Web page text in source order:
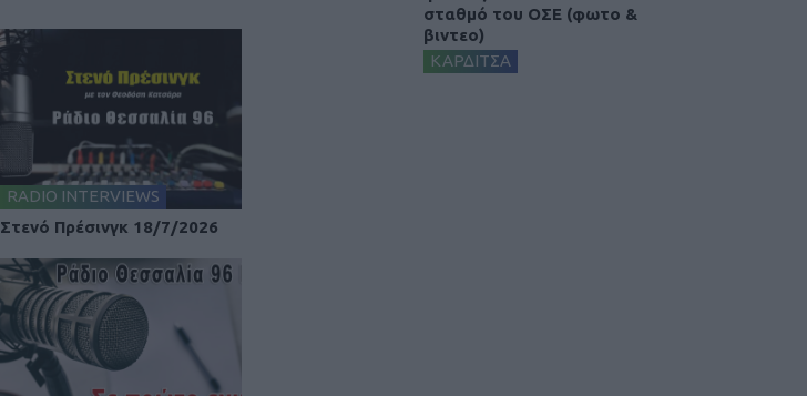
RADIO INTERVIEWS
Στενό Πρέσινγκ 18/7/2026
σταθμό του ΟΣΕ (φωτο &
βιντεο)
ΚΑΡΔΙΤΣΑ